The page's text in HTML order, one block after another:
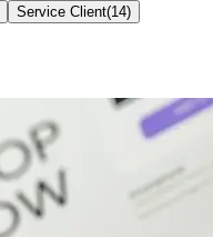
Service Client(14)